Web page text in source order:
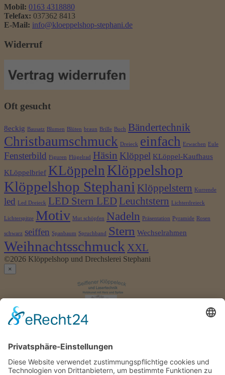
Mobil: 0163 4318880
Telefax: 037362 8413
E-Mail: info@kloeppelshop-stephani.de
Widerruf
Oft gesucht
8eckig Bausatz Blumen Blüten braun Brille Buch Bändertechnik
Christbaumschmuck Dreieck einfach Erwachen Eule
Fensterbild Figuren Flügelrad Häsin Klöppel KLöppel-Kaufhaus
KLöppelbrief KLöppeln Klöppelshop
Klöppelshop Stephani Klöppelstern Kurrende
led Led Dreieck LED Stern LED Leuchtstern Lichterdreieck
Lichterspitze Motiv Mut schöpfen Nadeln Präsentation Pyramide Rosen
schwarz seiffen Spanbaum Spruchband Stern Wechselrahmen
Weihnachtsschmuck XXL
©2026 Klöppelshop und Drechslerei Stephani
×
Anmelden